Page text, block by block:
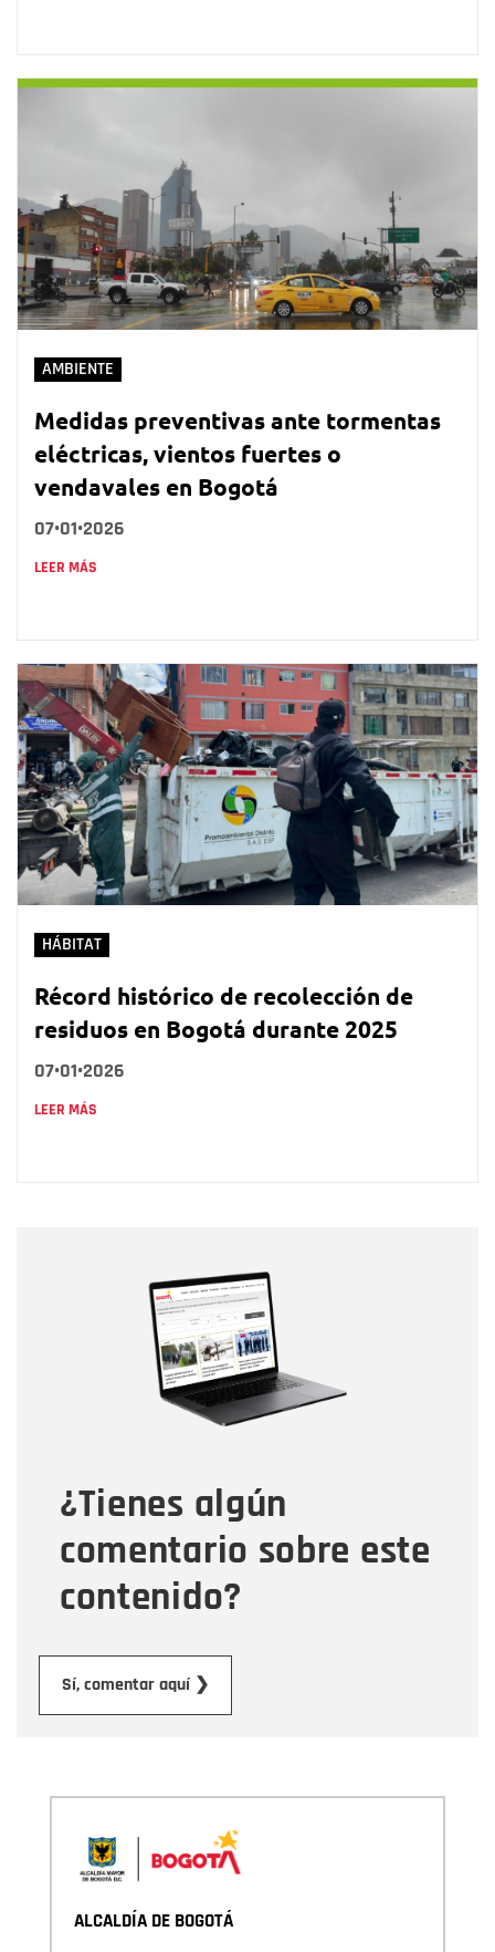
AMBIENTE
Medidas preventivas ante tormentas
eléctricas, vientos fuertes o
vendavales en Bogotá
07•01•2026
LEER MÁS
HÁBITAT
Récord histórico de recolección de
residuos en Bogotá durante 2025
07•01•2026
LEER MÁS
¿Tienes algún
comentario sobre este
contenido?
Sí, comentar aquí ❯
Correo electrónico
Tipo de comentario
Mensaje
ALCALDÍA DE BOGOTÁ